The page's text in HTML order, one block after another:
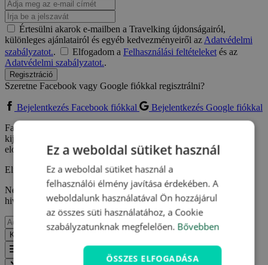
Értesülni akarok e-mailben a Travelking újdonságairól,
különleges ajánlatairól és egyéb kedvezményeiről azAdatvédelmi
szabályzatot.. Elfogadom a Felhasználási feltételeketés az
Adatvédelmi szabályzatot..
Regisztráció
Szeretne Facebook vagy Google fiókkal regisztrálni?
Bejelentkezés Facebook fiókkal
Bejelentkezés Google fiókkal
Facebook vagy Google fiókkal való regisztrációm kapcsán
kijelentem, hogy elfogadom a
elolvastam azAdatvédelmi szabályzatot..
Elfelejtette jelszavát?
Ne aggódjon, csak adja meg e-mail címét, ahova küldünk egy
hivatkozást, így megadhat egy újat.
Küldés
Ez a weboldal sütiket használ
Ez a weboldal sütiket használ a
felhasználói élmény javítása érdekében. A
weboldalunk használatával Ön hozzájárul
az összes süti használatához, a Cookie
szabályzatunknak megfelelően. Bővebben
ÖSSZES ELFOGADÁSA